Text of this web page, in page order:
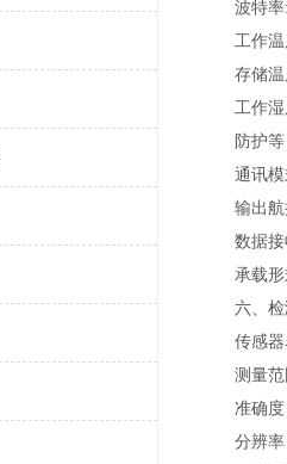
波特率
工作温
存储温
工作湿
防护等
通讯模式
输出航
数据接收
承载形
六、检
传感器
测量范
准确度
分辨率